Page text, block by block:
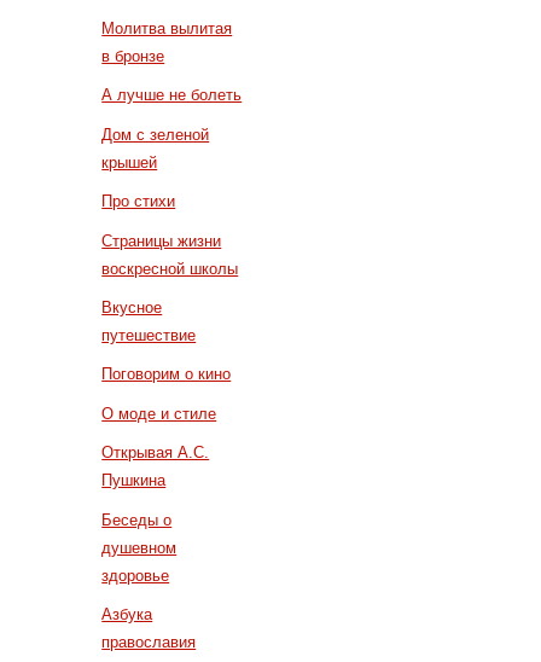
Молитва вылитая
в бронзе
А лучше не болеть
Дом с зеленой
крышей
Про стихи
Страницы жизни
воскресной школы
Вкусное
путешествие
Поговорим о кино
О моде и стиле
Открывая А.С.
Пушкина
Беседы о
душевном
здоровье
Азбука
православия